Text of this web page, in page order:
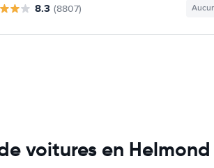
8.3 (8807)
voitures en Helmond